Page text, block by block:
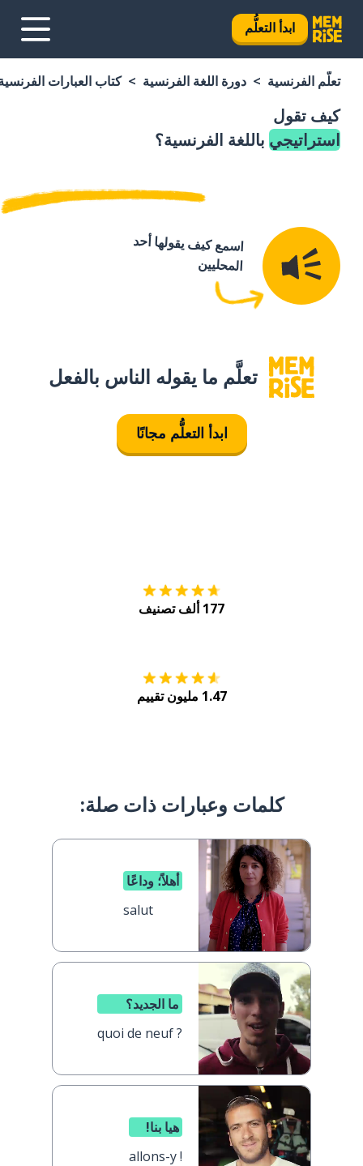
ابدأ التعلُّم
تعلَّم الفرنسية دورة اللغة الفرنسية كتاب العبارات
كيف تقول
استراتيجي باللغة الفرنسية؟
اسمع كيف يقولها أحد
المحليين
تعلَّم ما يقوله الناس بالفعل
ابدأ التعلُّم مجانًا
177 ألف تصنيف
1.47 مليون تقييم
كلمات وعبارات ذات صلة:
أهلاً؛ وداعًا
salut
ما الجديد؟
quoi de neuf ?
هيا بنا!
allons-y !